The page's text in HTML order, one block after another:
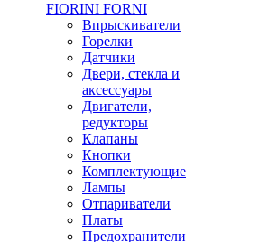
FIORINI FORNI
Впрыскиватели
Горелки
Датчики
Двери, стекла и
аксессуары
Двигатели,
редукторы
Клапаны
Кнопки
Комплектующие
Лампы
Отпариватели
Платы
Предохранители